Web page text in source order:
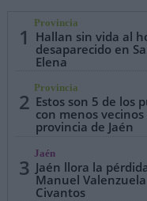
Jaén, Pueblo a Pueblo
1
Provincia
Hallan sin vida al
desaparecido en
Elena
2
Provincia
Estos son 5 de los
con menos vecinos
provincia de Jaén
3
Jaén
Jaén llora la
Manuel Valenzuela
Civantos